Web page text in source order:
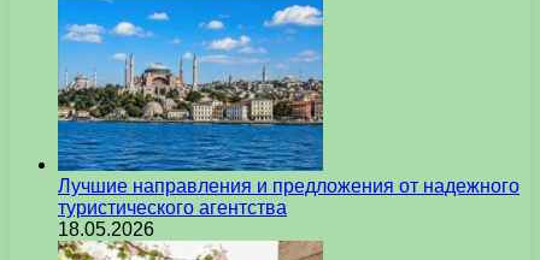
Лучшие направления и предложения от надежного
туристического агентства
18.05.2026